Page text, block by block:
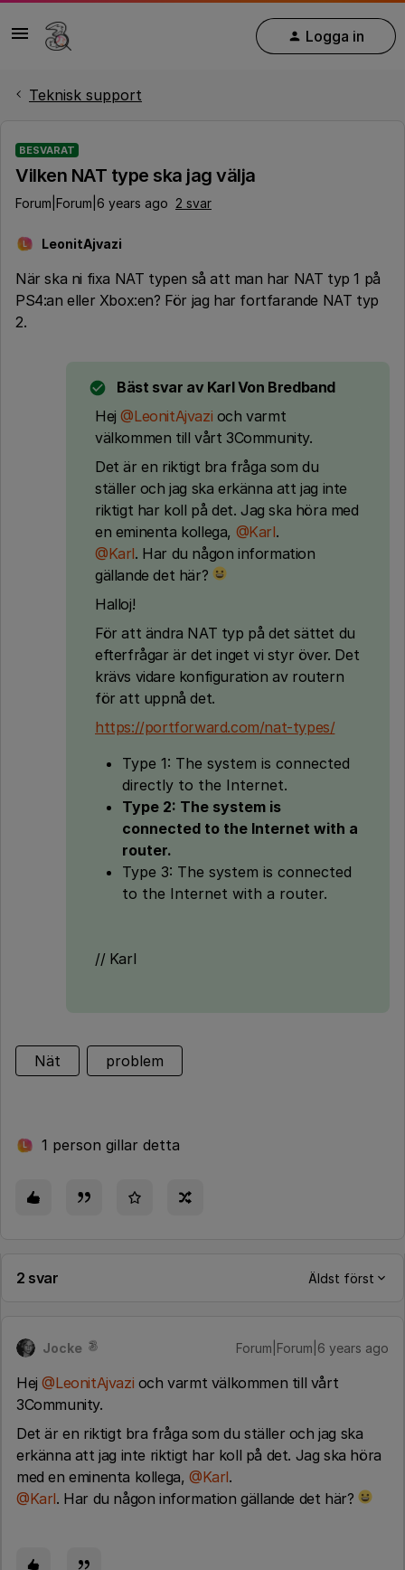
Logga in
Teknisk support
BESVARAT
Vilken NAT type ska jag välja
Forum|Forum|6 years ago 2 svar
LeonitAjvazi
När ska ni fixa NAT typen så att man har NAT typ 1 på
PS4:an eller Xbox:en? För jag har fortfarande NAT typ
2.
Bäst svar av Karl Von Bredband
Hej@LeonitAjvazi och varmt
välkommen till vårt 3Community.
Det är en riktigt bra fråga som du
ställer och jag ska erkänna att jag inte
riktigt har koll på det. Jag ska höra med
en eminenta kollega, @Karl.
@Karl. Har du någon information
gällande det här?
Halloj!
För att ändra NAT typ på det sättet du
efterfrågar är det inget vi styr över. Det
krävs vidare konfiguration av routern
för att uppnå det.
https://portforward.com/nat-types/
Type 1: The system is connected
directly to the Internet.
Type 2: The system is
connected to the Internet with a
router.
Type 3: The system is connected
to the Internet with a router.
// Karl
Nät problem
L 1 person gillar detta
2 svar Äldst först
Jocke Forum|Forum|6 years ago
Hej@LeonitAjvazi och varmt välkommen till vårt
3Community.
Det är en riktigt bra fråga som du ställer och jag ska
erkänna att jag inte riktigt har koll på det. Jag ska höra
med en eminenta kollega,@Karl.
@Karl. Har du någon information gällande det här?